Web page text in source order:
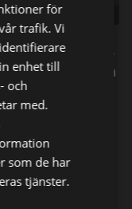
Harald Treutiger,
skådespelerskan
E-postadress
för
trafik. Vi
enhet till
och
med.
som de har
tjänster.